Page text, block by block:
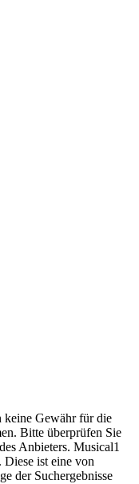
keine Gewähr für die
Bitte überprüfen Sie
Anbieters. Musical1
Diese ist eine von
der Suchergebnisse